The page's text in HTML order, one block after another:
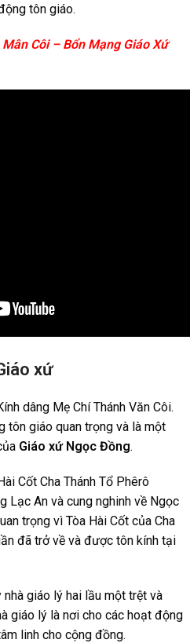
tôn giáo.
Côi – Bổn Mạng Giáo Xứ
xứ
dâng Mẹ Chí Thánh Văn Côi.
tôn giáo quan trọng và là một
Giáo xứ Ngọc Đồng.
Cốt Cha Thánh Tổ Phêrô
Lạc An và cung nghinh về Ngọc
trọng vì Tòa Hài Cốt của Cha
đã trở về và được tôn kính tại
giáo lý hai lầu một trệt và
giáo lý là nơi cho các hoạt động
linh cho cộng đồng.